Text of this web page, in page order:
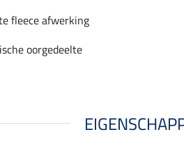
fleece afwerking
oorgedeelte